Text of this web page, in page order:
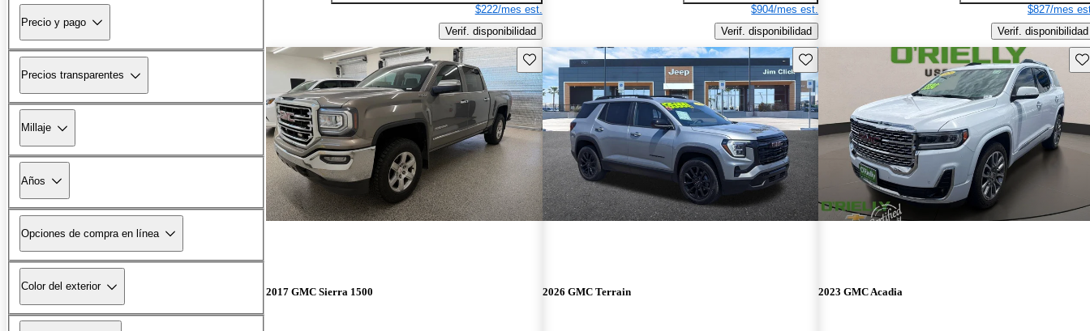
Precio y pago
Precios transparentes
Millaje
Años
Opciones de compra en línea
Color del exterior
$222/mes est.
Verif. disponibilidad
$904/mes est.
Verif. disponibilidad
$827/mes
Verif. disponibilidad
Guarda este Aviso
2017 GMC Sierra 1500
Guarda este Aviso
2026 GMC Terrain 2023 GMC Acadia